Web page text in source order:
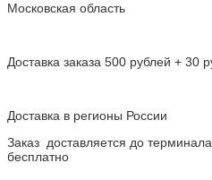
Московская область
Доставка заказа 500 рублей + 30
Доставка в регионы России
Заказ доставляется до
бесплатно